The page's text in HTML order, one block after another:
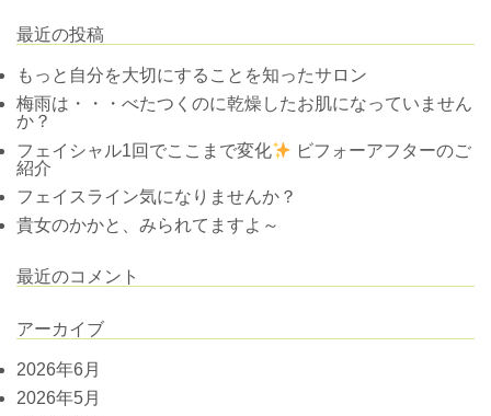
最近の投稿
もっと自分を大切にすることを知ったサロン
梅雨は・・・べたつくのに乾燥したお肌になっていません
か？
フェイシャル1回でここまで変化
ビフォーアフターのご
紹介
フェイスライン気になりませんか？
貴女のかかと、みられてますよ～
最近のコメント
アーカイブ
2026年6月
2026年5月